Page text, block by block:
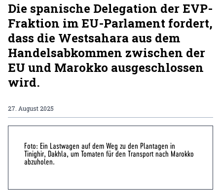
Die spanische Delegation der EVP-
Fraktion im EU-Parlament fordert,
dass die Westsahara aus dem
Handelsabkommen zwischen der
EU und Marokko ausgeschlossen
wird.
27. August 2025
Foto: Ein Lastwagen auf dem Weg zu den Plantagen in
Tinighir, Dakhla, um Tomaten für den Transport nach Marokko
abzuholen.